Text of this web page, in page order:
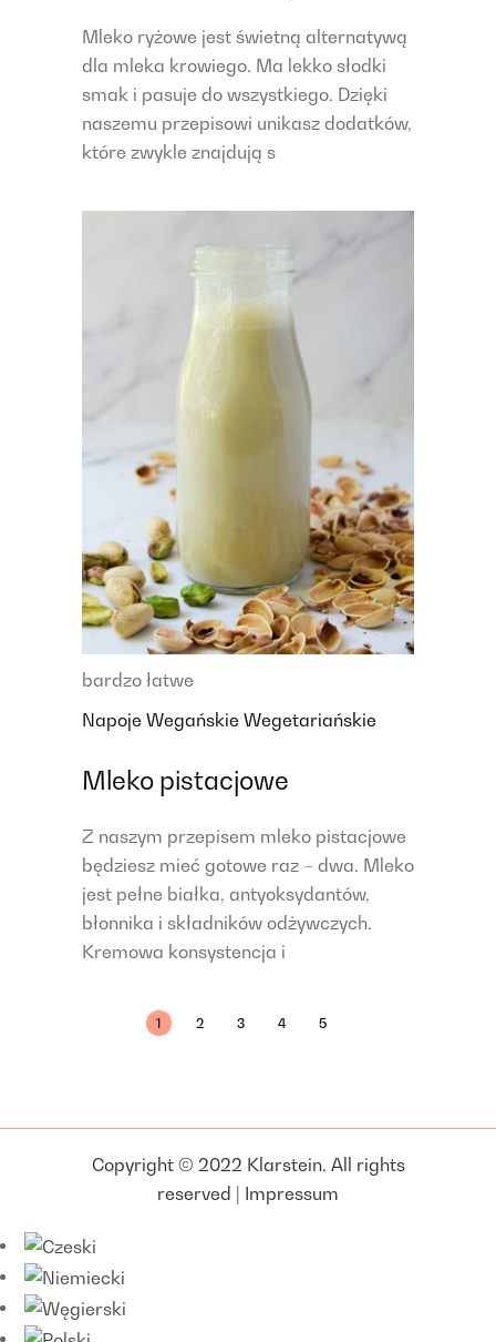
Mleko ryżowe jest świetną alternatywą
dla mleka krowiego. Ma lekko słodki
smak i pasuje do wszystkiego. Dzięki
naszemu przepisowi unikasz dodatków,
które zwykle znajdują s
bardzo łatwe
Napoje Wegańskie Wegetariańskie
Mleko pistacjowe
Z naszym przepisem mleko pistacjowe
będziesz mieć gotowe raz – dwa. Mleko
jest pełne białka, antyoksydantów,
błonnika i składników odżywczych.
Kremowa konsystencja i
1 2 3 4 5
Copyright © 2022 Klarstein. All rights
reserved | Impressum